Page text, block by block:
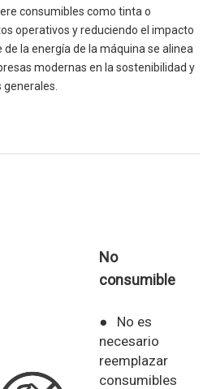
consumibles como tinta o
operativos y reduciendo el impacto
la energía de la máquina se alinea
modernas en la sostenibilidad y
No
consumible
● No es
necesario
reemplazar
consumibles